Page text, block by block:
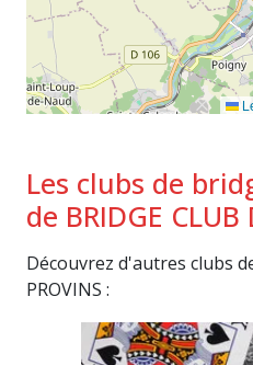
Les clubs de
de BRIDGE CLUB
Découvrez d'autres clubs
PROVINS :